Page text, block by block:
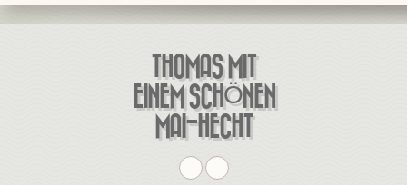
THOMAS MIT
EINEM SCHÖNEN
MAI-HECHT